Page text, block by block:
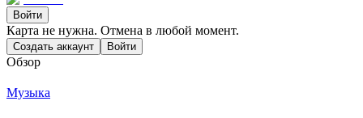
Войти
Карта не нужна. Отмена в любой момент.
Создать аккаунт Войти
Обзор
Музыка